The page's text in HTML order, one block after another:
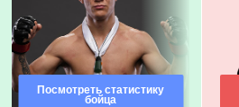
Посмотреть статистику
бойца